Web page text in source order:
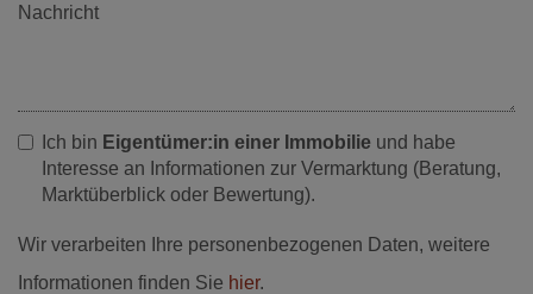
Nachricht
Ich bin Eigentümer:in einer Immobilie und habe
Interesse an Informationen zur Vermarktung (Beratung,
Marktüberblick oder Bewertung).
Wir verarbeiten Ihre personenbezogenen Daten, weitere
Informationen finden Sie hier.